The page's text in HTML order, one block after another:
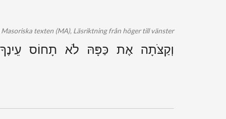
Masoriska texten (MA), Läsriktning från höger till vänster
וְקַצֹּתָה אֶת כַּפָּהּ לֹא תָחוֹס עֵינֶךָ